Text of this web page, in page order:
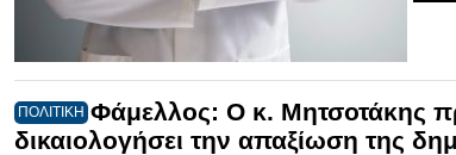
ΠΟΛΙΤΙΚΗ Φάμελλος: Ο κ. Μητσοτάκης
δικαιολογήσει την απαξίωση της